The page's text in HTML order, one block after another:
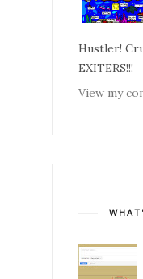
Hustler!
EXITERS!!!
View my